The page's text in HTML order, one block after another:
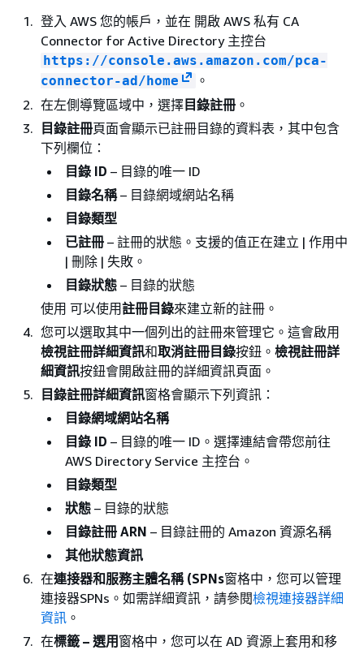
登入 AWS 您的帳戶，並在 開啟 AWS 私有 CA
Connector for Active Directory 主控台
https://console.aws.amazon.com/pca-
connector-ad/home
。
在左側導覽區域中，選擇 目錄註冊 。
目錄註冊頁面會顯示已註冊目錄的資料表，其中包含
下列欄位：
目錄 ID – 目錄的唯一 ID
目錄名稱– 目錄網域網站名稱
目錄類型
已註冊 – 註冊的狀態。支援的值正在建立 | 作用中
| 刪除 | 失敗。
目錄狀態 – 目錄的狀態
使用 可以使用註冊目錄來建立新的註冊。
您可以選取其中一個列出的註冊來管理它。這會啟用
檢視註冊詳細資訊和取消註冊目錄按鈕。 檢視註冊詳
細資訊按鈕會開啟註冊的詳細資訊頁面。
目錄註冊詳細資訊窗格會顯示下列資訊：
目錄網域網站名稱
目錄 ID – 目錄的唯一 ID。選擇連結會帶您前往
AWS Directory Service 主控台。
目錄類型
狀態 – 目錄的狀態
目錄註冊 ARN – 目錄註冊的 Amazon 資源名稱
其他狀態資訊
在連接器和服務主體名稱 (SPNs窗格中，您可以管理
連接器SPNs。如需詳細資訊，請參閱檢視連接器詳細
資訊 。
在標籤 – 選用 窗格中，您可以在 AD 資源上套用和移